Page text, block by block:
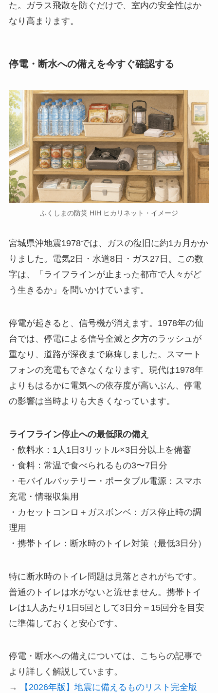
た。ガラス飛散を防ぐだけで、室内の安全性はか
なり高まります。
停電・断水への備えを今すぐ確認する
ふくしまの防災 HIH ヒカリネット・イメージ
宮城県沖地震1978では、ガスの復旧に約1カ月かか
りました。電気2日・水道8日・ガス27日。この数
字は、「ライフラインが止まった都市で人々がど
う生きるか」を問いかけています。
停電が起きると、信号機が消えます。1978年の仙
台では、停電による信号全滅と夕方のラッシュが
重なり、道路が深夜まで麻痺しました。スマート
フォンの充電もできなくなります。現代は1978年
よりもはるかに電気への依存度が高いぶん、停電
の影響は当時よりも大きくなっています。
ライフライン停止への最低限の備え
・飲料水：1人1日3リットル×3日分以上を備蓄
・食料：常温で食べられるもの3〜7日分
・モバイルバッテリー・ポータブル電源：スマホ
充電・情報収集用
・カセットコンロ＋ガスボンベ：ガス停止時の調
理用
・携帯トイレ：断水時のトイレ対策（最低3日分）
特に断水時のトイレ問題は見落とされがちです。
普通のトイレは水がないと流せません。携帯トイ
レは1人あたり1日5回として3日分＝15回分を目安
に準備しておくと安心です。
停電・断水への備えについては、こちらの記事で
より詳しく解説しています。
→
【2026年版】地震に備えるものリスト完全版